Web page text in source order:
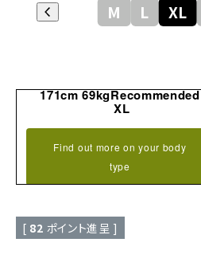
M L XL
171cm 69kgRecommended
XL
Find out more on your body
type
[ 82 ポイント進呈 ]